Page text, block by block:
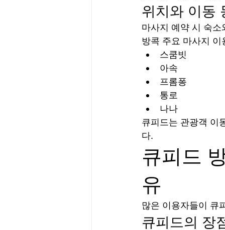
위치와 이동
마사지 예약 시 숙
방콕 주요 마사지
스쿰빗
아속
프롬퐁
통로
나나
큐피드는 관광객 이
다.
큐피드
유
많은 이용자들이 큐
큐피드의 장